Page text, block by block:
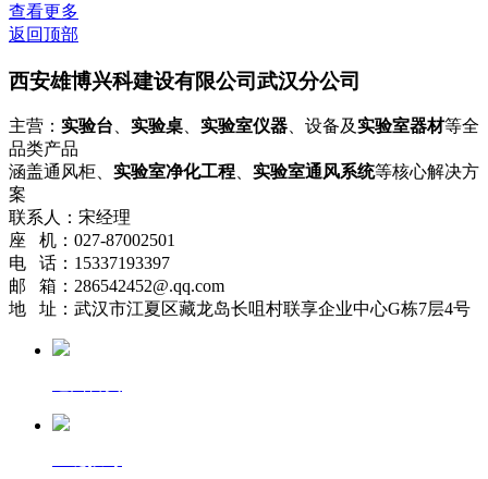
查看更多
返回顶部
西安雄博兴科建设有限公司武汉分公司
主营： 实验台 实验桌 实验室仪器 、设备及实验室器材等全
品类产品
涵盖通风柜、 实验室净化工程 实验室通风系统等核心解决方
案
联系人：宋经理
座 机：027-87002501
电 话：15337193397
邮 箱：286542452@.qq.com
地 址：武汉市江夏区藏龙岛长咀村联享企业中心G栋7层4号